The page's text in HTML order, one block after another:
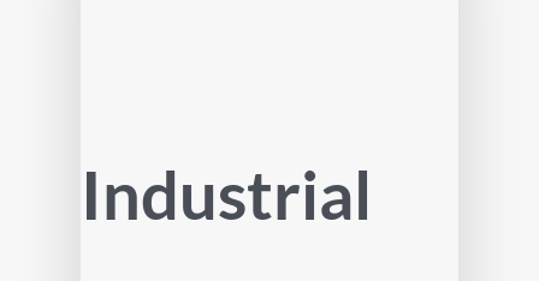
Industrial